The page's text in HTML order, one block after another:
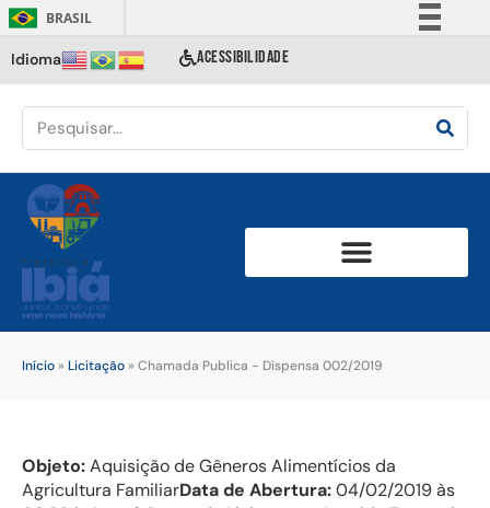
BRASIL
Comunica BR
Acesso à informação
Idioma ACESSIBILIDADE
Início » Licitação » Chamada Publica - Dispensa 002/2019
Objeto:Aquisição de Gêneros Alimentícios da
Agricultura FamiliarData de Abertura:04/02/2019 às